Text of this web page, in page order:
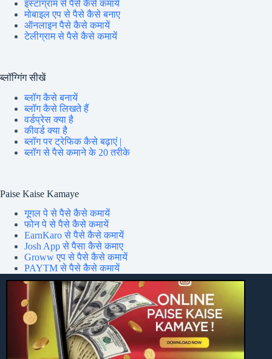
इंस्टाग्राम से पैसे कैसे कमायें
मोबाइल एप से पैसे कैसे बनाए
ऑनलाइन पैसे कैसे कमायें
टेलीग्राम से पैसे कैसे कमायें
ब्लॉग्गिंग सीखें
ब्लॉग कैसे बनायें
ब्लॉग कैसे लिखते हैं
वर्डप्रेस क्या है
कीवर्ड क्या है
ब्लॉग पर ट्रेफिक कैसे बढ़ाएं |
ब्लॉग से पैसे कमाने के 20 तरीके
Paise Kaise Kamaye
गूगल पे से पैसे कैसे कमायें
फोन पे से पैसे कैसे कमायें
EarnKaro से पैसे कैसे कमायें
Josh App से पैसा कैसे कमाए
Groww एप से पैसे कैसे कमायें
PAYTM से पैसे कैसे कमायें